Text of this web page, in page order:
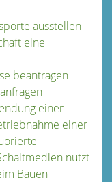
ausstellen
eine
beantragen
einer
einer
nutzt
Bauen